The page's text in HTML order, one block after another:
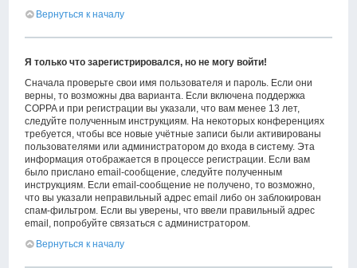
Вернуться к началу
Я только что зарегистрировался, но не могу войти!
Сначала проверьте свои имя пользователя и пароль. Если они
верны, то возможны два варианта. Если включена поддержка
COPPA и при регистрации вы указали, что вам менее 13 лет,
следуйте полученным инструкциям. На некоторых конференциях
требуется, чтобы все новые учётные записи были активированы
пользователями или администратором до входа в систему. Эта
информация отображается в процессе регистрации. Если вам
было прислано email-сообщение, следуйте полученным
инструкциям. Если email-сообщение не получено, то возможно,
что вы указали неправильный адрес email либо он заблокирован
спам-фильтром. Если вы уверены, что ввели правильный адрес
email, попробуйте связаться с администратором.
Вернуться к началу